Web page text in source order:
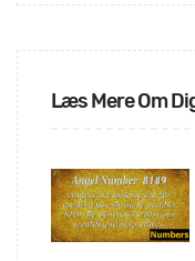
Læs Mere Om